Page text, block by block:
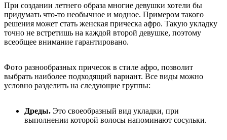
При создании летнего образа многие девушки хотели бы
придумать что-то необычное и модное. Примером такого
решения может стать женская прическа афро. Такую укладку
точно не встретишь на каждой второй девушке, поэтому
всеобщее внимание гарантировано.
Фото разнообразных причесок в стиле афро, позволит
выбрать наиболее подходящий вариант. Все виды можно
условно разделить на следующие группы:
Дреды. Это своеобразный вид укладки, при
выполнении которой волосы напоминают сосульки.